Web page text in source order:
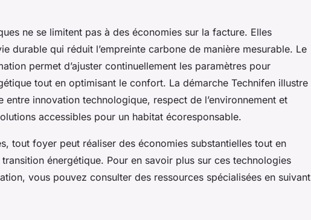
ne se limitent pas à des économies sur la facture. Elles
durable qui réduit l’empreinte carbone de manière mesurable. Le
permet d’ajuster continuellement les paramètres pour
tout en optimisant le confort. La démarche Technifen illustre
entre innovation technologique, respect de l’environnement et
accessibles pour un habitat écoresponsable.
tout foyer peut réaliser des économies substantielles tout en
énergétique. Pour en savoir plus sur ces technologies
vous pouvez consulter des ressources spécialisées en suivant